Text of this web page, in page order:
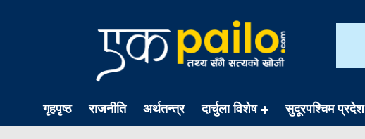
गृहपृष्ठ राजनीति अर्थतन्त्र दार्चुला विशेष सुदूरपश्चिम प्रदेश